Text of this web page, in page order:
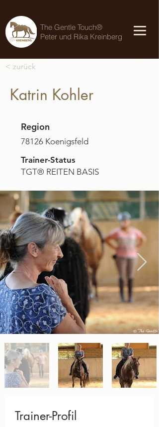
The Gentle Touch®
Peter und Rika Kreinberg
< zurück
Katrin Kohler
Region
78126 Koenigsfeld
Trainer-Status
TGT® REITEN BASIS
Trainer-Profil